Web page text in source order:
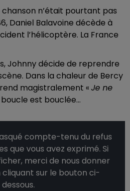
n’était pourtant pas
Daniel Balavoine décède à
l’hélicoptère. La France
Johnny décide de reprendre
Dans la chaleur de Bercy
magistralement «Je ne
boucle est bouclée…
compte-tenu du refus
que vous avez exprimé. Si
merci de nous donner
sur le bouton ci-
dessous.